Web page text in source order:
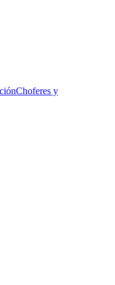
Choferes y